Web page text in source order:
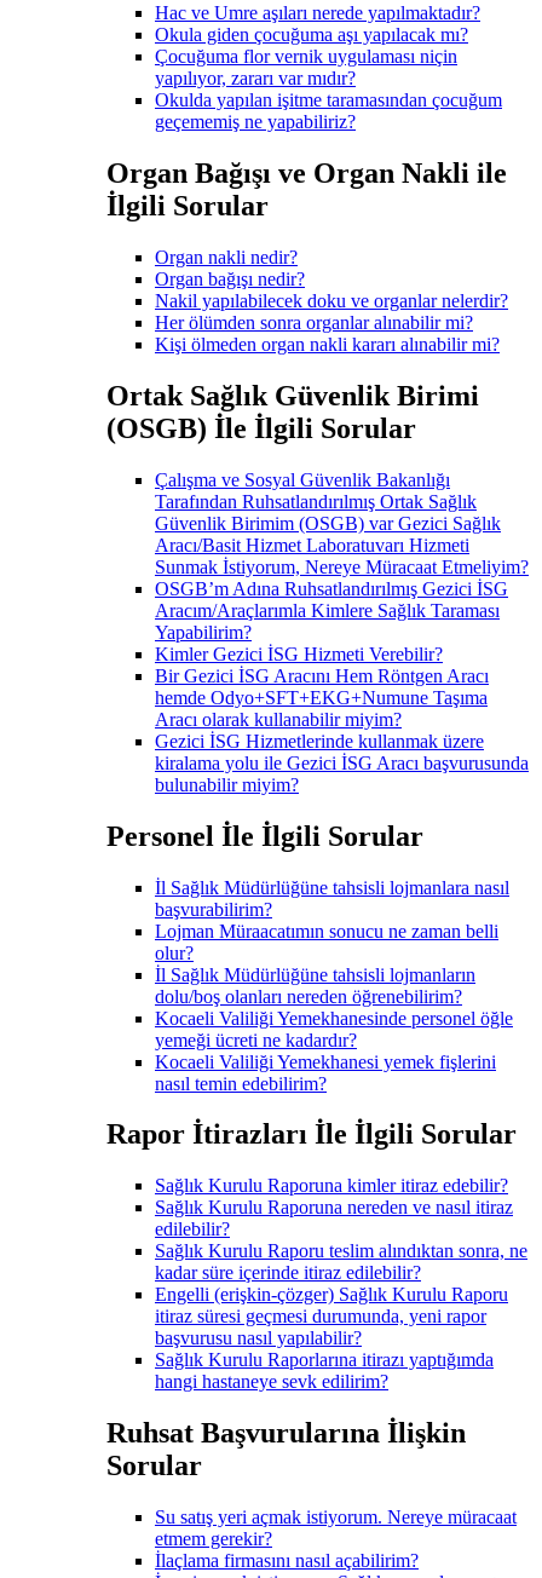
Hac ve Umre aşıları nerede yapılmaktadır?
Okula giden çocuğuma aşı yapılacak mı?
Çocuğuma flor vernik uygulaması niçin
yapılıyor, zararı var mıdır?
Okulda yapılan işitme taramasından çocuğum
geçememiş ne yapabiliriz?
Organ Bağışı ve Organ Nakli ile
İlgili Sorular
Organ nakli nedir?
Organ bağışı nedir?
Nakil yapılabilecek doku ve organlar nelerdir?
Her ölümden sonra organlar alınabilir mi?
Kişi ölmeden organ nakli kararı alınabilir mi?
Ortak Sağlık Güvenlik Birimi
(OSGB) İle İlgili Sorular
Çalışma ve Sosyal Güvenlik Bakanlığı
Tarafından Ruhsatlandırılmış Ortak Sağlık
Güvenlik Birimim (OSGB) var Gezici Sağlık
Aracı/Basit Hizmet Laboratuvarı Hizmeti
Sunmak İstiyorum, Nereye Müracaat Etmeliyim?
OSGB’m Adına Ruhsatlandırılmış Gezici İSG
Aracım/Araçlarımla Kimlere Sağlık Taraması
Yapabilirim?
Kimler Gezici İSG Hizmeti Verebilir?
Bir Gezici İSG Aracını Hem Röntgen Aracı
hemde Odyo+SFT+EKG+Numune Taşıma
Aracı olarak kullanabilir miyim?
Gezici İSG Hizmetlerinde kullanmak üzere
kiralama yolu ile Gezici İSG Aracı başvurusunda
bulunabilir miyim?
Personel İle İlgili Sorular
İl Sağlık Müdürlüğüne tahsisli lojmanlara nasıl
başvurabilirim?
Lojman Müraacatımın sonucu ne zaman belli
olur?
İl Sağlık Müdürlüğüne tahsisli lojmanların
dolu/boş olanları nereden öğrenebilirim?
Kocaeli Valiliği Yemekhanesinde personel öğle
yemeği ücreti ne kadardır?
Kocaeli Valiliği Yemekhanesi yemek fişlerini
nasıl temin edebilirim?
Rapor İtirazları İle İlgili Sorular
Sağlık Kurulu Raporuna kimler itiraz edebilir?
Sağlık Kurulu Raporuna nereden ve nasıl itiraz
edilebilir?
Sağlık Kurulu Raporu teslim alındıktan sonra, ne
kadar süre içerinde itiraz edilebilir?
Engelli (erişkin-çözger) Sağlık Kurulu Raporu
itiraz süresi geçmesi durumunda, yeni rapor
başvurusu nasıl yapılabilir?
Sağlık Kurulu Raporlarına itirazı yaptığımda
hangi hastaneye sevk edilirim?
Ruhsat Başvurularına İlişkin
Sorular
Su satış yeri açmak istiyorum. Nereye müracaat
etmem gerekir?
İlaçlama firmasını nasıl açabilirim?